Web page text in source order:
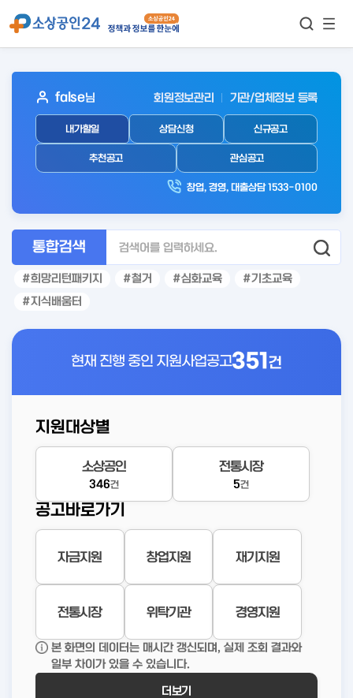
보기
아
웃
로
인
false님 회원정보관리 기관/업체정보 등록
내가할일 상담신청 신규공고
추천공고 관심공고
창업, 경영, 대출상담 1533-0100
통합검색
희망리턴패키지 철거 심화교육
기초교육
지식배움터
현재 진행 중인 지원사업공고351건
지원대상별
소상공인
346건
전통시장
5건
공고바로가기
자금지원 창업지원 재기지원
전통시장 위탁기관 경영지원
본 화면의 데이터는 매시간 갱신되며, 실제 조회 결과와
일부 차이가 있을 수 있습니다.
더보기